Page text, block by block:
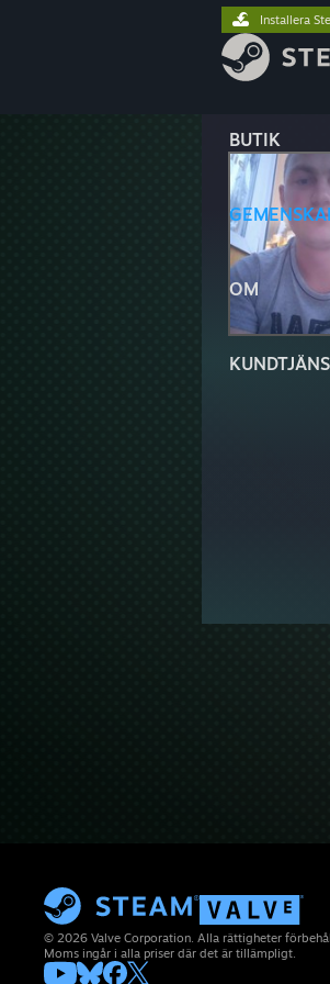
BUTIK
OM
Installera
© 2026 Valve Corporation. Alla rättigheter
Moms ingår i alla priser där det är tillämpligt.